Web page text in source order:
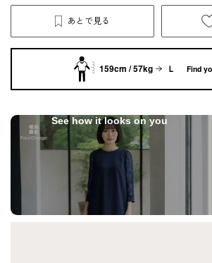
あとで見る
159cm / 57kg Ｌ Find
See how it looks on you